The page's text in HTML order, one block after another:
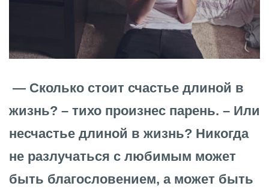
— Сколько стоит счастье длиной в
жизнь? – тихо произнес парень. – Или
несчастье длиной в жизнь? Никогда
не разлучаться с любимым может
быть благословением, а может быть